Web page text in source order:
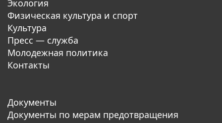
Экология
Физическая культура и спорт
Культура
Пресс — служба
Молодежная политика
Контакты
Документы
Документы по мерам предотвращения